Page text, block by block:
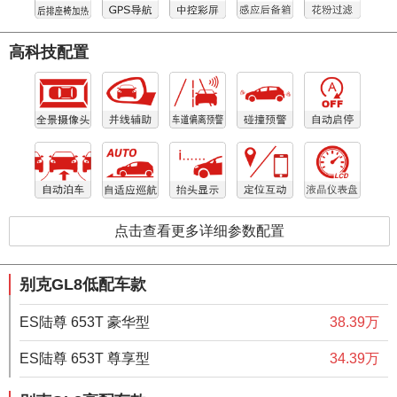
高科技配置
点击查看更多详细参数配置
别克GL8低配车款
ES陆尊 653T 豪华型 38.39万
ES陆尊 653T 尊享型 34.39万